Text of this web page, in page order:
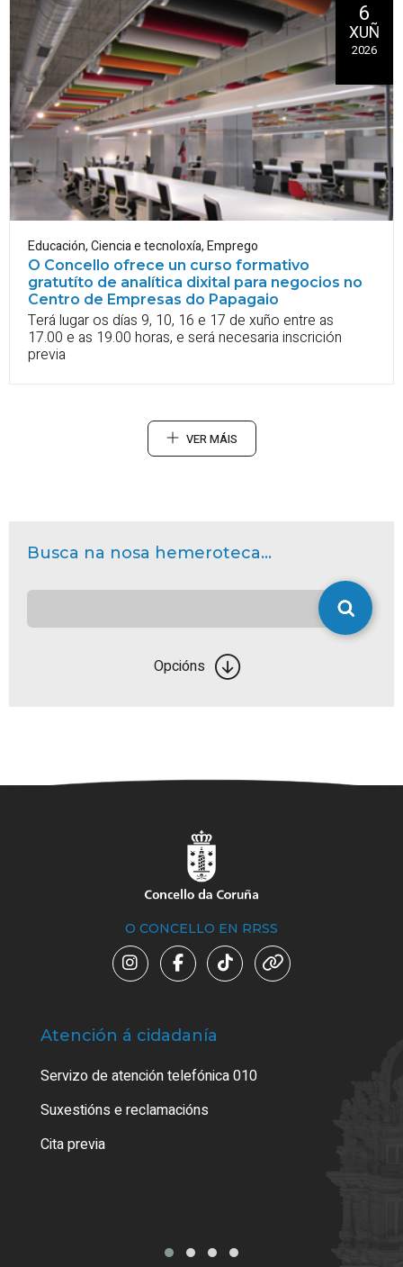
Educación,Ciencia e tecnoloxía,Emprego
O Concello ofrece un curso formativo
gratutíto de analítica dixital para negocios no
Centro de Empresas do Papagaio
6
XUÑ
2026
Terá lugar os días 9, 10, 16 e 17 de xuño entre as
17.00 e as 19.00 horas, e será necesaria inscrición
previa
VER MÁIS
Busca na nosa hemeroteca...
Opcións
O CONCELLO EN RRSS
Atención á cidadanía
Servizo de atención telefónica 010
Suxestións e reclamacións
Cita previa